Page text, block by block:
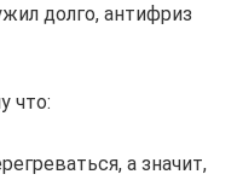
долго, антифриз
что:
а значит,